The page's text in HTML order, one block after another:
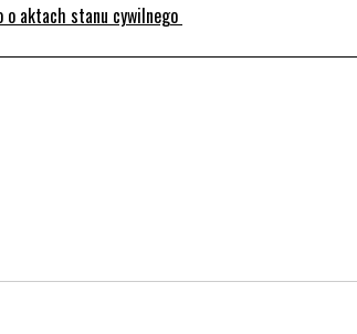
o aktach stanu cywilnego
otwiera się w nowym oknie.
Strona otwiera się w nowym oknie.
Strona otwiera się w nowym oknie.